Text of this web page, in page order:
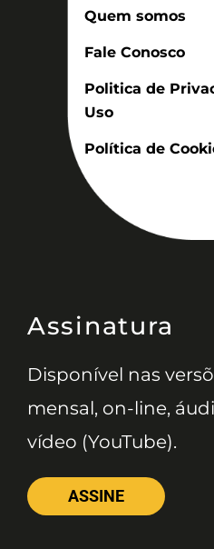
Quem somos
Fale Conosco
Politica de
Uso
Política de
Assinatura
Disponível nas
mensal, on-line,
vídeo (YouTube).
ASSINE